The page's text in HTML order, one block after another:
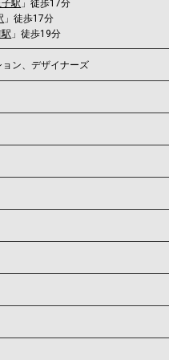
駅 」徒歩17分
」徒歩17分
」徒歩19分
ョン、デザイナーズ